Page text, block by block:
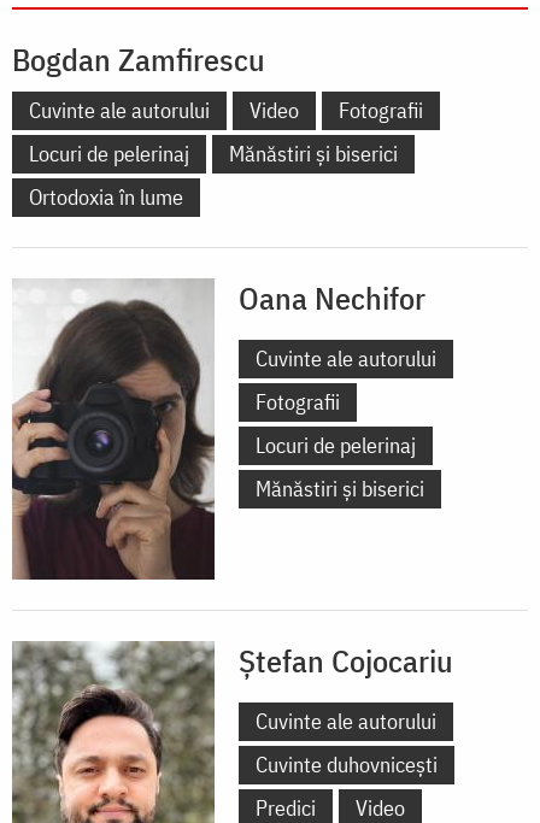
Bogdan Zamfirescu
Cuvinte ale autorului Video
Fotografii
Locuri de pelerinaj
Mănăstiri și biserici
Ortodoxia în lume
Oana Nechifor
Cuvinte ale autorului
Fotografii
Locuri de pelerinaj
Mănăstiri și biserici
Ștefan Cojocariu
Cuvinte ale autorului
Cuvinte duhovnicești
Predici
Video